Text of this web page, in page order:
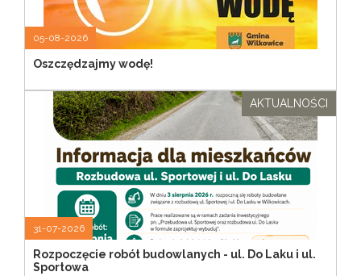
05-08-2026
Oszczędzajmy wodę!
31-07-2026
Rozpoczęcie robót budowlanych - ul. Do Laku i ul.
Sportowa
AKTUALNOŚCI